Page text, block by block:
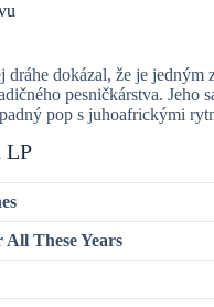
dráhe dokázal, že je
pesničkárstva. Jeho
pop s juhoafrickými
LP
These Years